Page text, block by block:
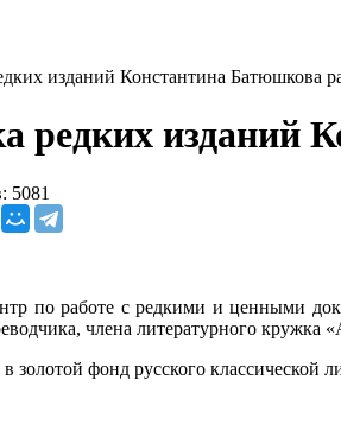
изданий Константина Батюшкова
редких изданий
5081
по работе с редкими и ценными
члена литературного кружка
золотой фонд русского классической